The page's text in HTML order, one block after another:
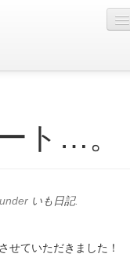
ト…。
いも日記.
せていただきました！